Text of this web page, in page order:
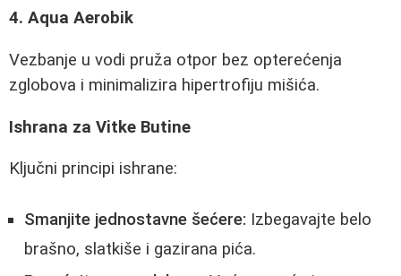
4. Aqua Aerobik
Vezbanje u vodi pruža otpor bez opterećenja
zglobova i minimalizira hipertrofiju mišića.
Ishrana za Vitke Butine
Ključni principi ishrane:
Smanjite jednostavne šećere: Izbegavajte belo
brašno, slatkiše i gazirana pića.